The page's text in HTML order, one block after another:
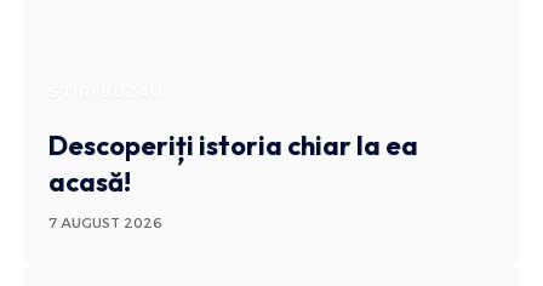
Descoperiți istoria chiar la ea
acasă!
7 AUGUST 2026